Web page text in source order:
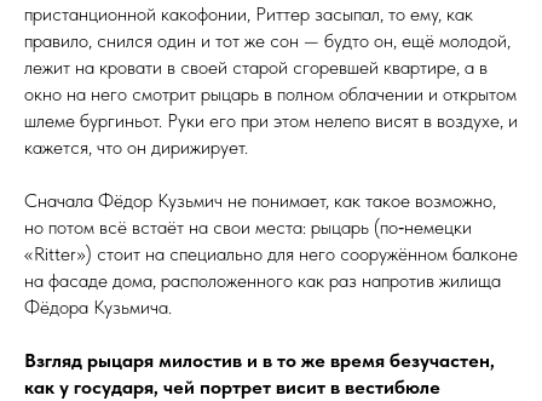
пристанционной какофонии, Риттер засыпал, то ему, как
правило, снился один и тот же сон — будто он, ещё молодой,
лежит на кровати в своей старой сгоревшей квартире, а в
окно на него смотрит рыцарь в полном облачении и открытом
шлеме бургиньот. Руки его при этом нелепо висят в воздухе, и
кажется, что он дирижирует.
Сначала Фёдор Кузьмич не понимает, как такое возможно,
но потом всё встаёт на свои места: рыцарь (по‑немецки
«Ritter») стоит на специально для него сооружённом балконе
на фасаде дома, расположенного как раз напротив жилища
Фёдора Кузьмича.
Взгляд рыцаря милостив и в то же время безучастен,
как у государя, чей портрет висит в вестибюле